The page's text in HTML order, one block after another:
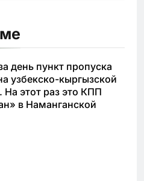
день пункт пропуска
узбекско-кыргызской
На этот раз это КПП
в Наманганской